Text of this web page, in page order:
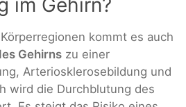
im Gehirn?
kommt es auch
Gehirns zu einer
Arteriosklerosebildung und
wird die Durchblutung des